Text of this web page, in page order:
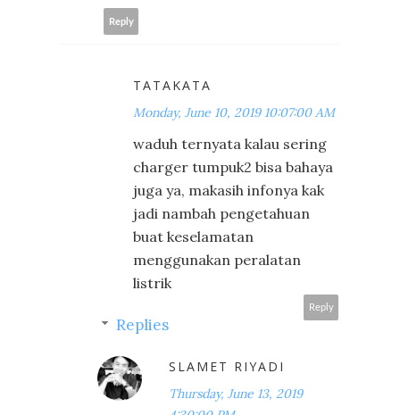
Reply
TATAKATA
Monday, June 10, 2019 10:07:00 AM
waduh ternyata kalau sering
charger tumpuk2 bisa bahaya
juga ya, makasih infonya kak
jadi nambah pengetahuan
buat keselamatan
menggunakan peralatan
listrik
Reply
Replies
SLAMET RIYADI
Thursday, June 13, 2019